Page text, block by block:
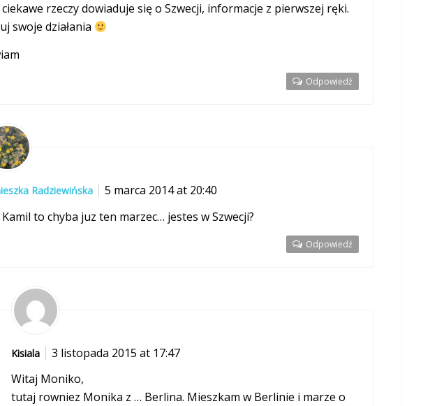
rzeczy dowiaduje się o Szwecji, informacje z pierwszej ręki.
swoje działania
Odpowiedź
Radziewińska
5 marca 2014 at 20:40
to chyba juz ten marzec… jestes w Szwecji?
Odpowiedź
Kisiala
3 listopada 2015 at 17:47
Witaj Moniko,
tutaj rowniez Monika z … Berlina. Mieszkam w Berlinie i marze o